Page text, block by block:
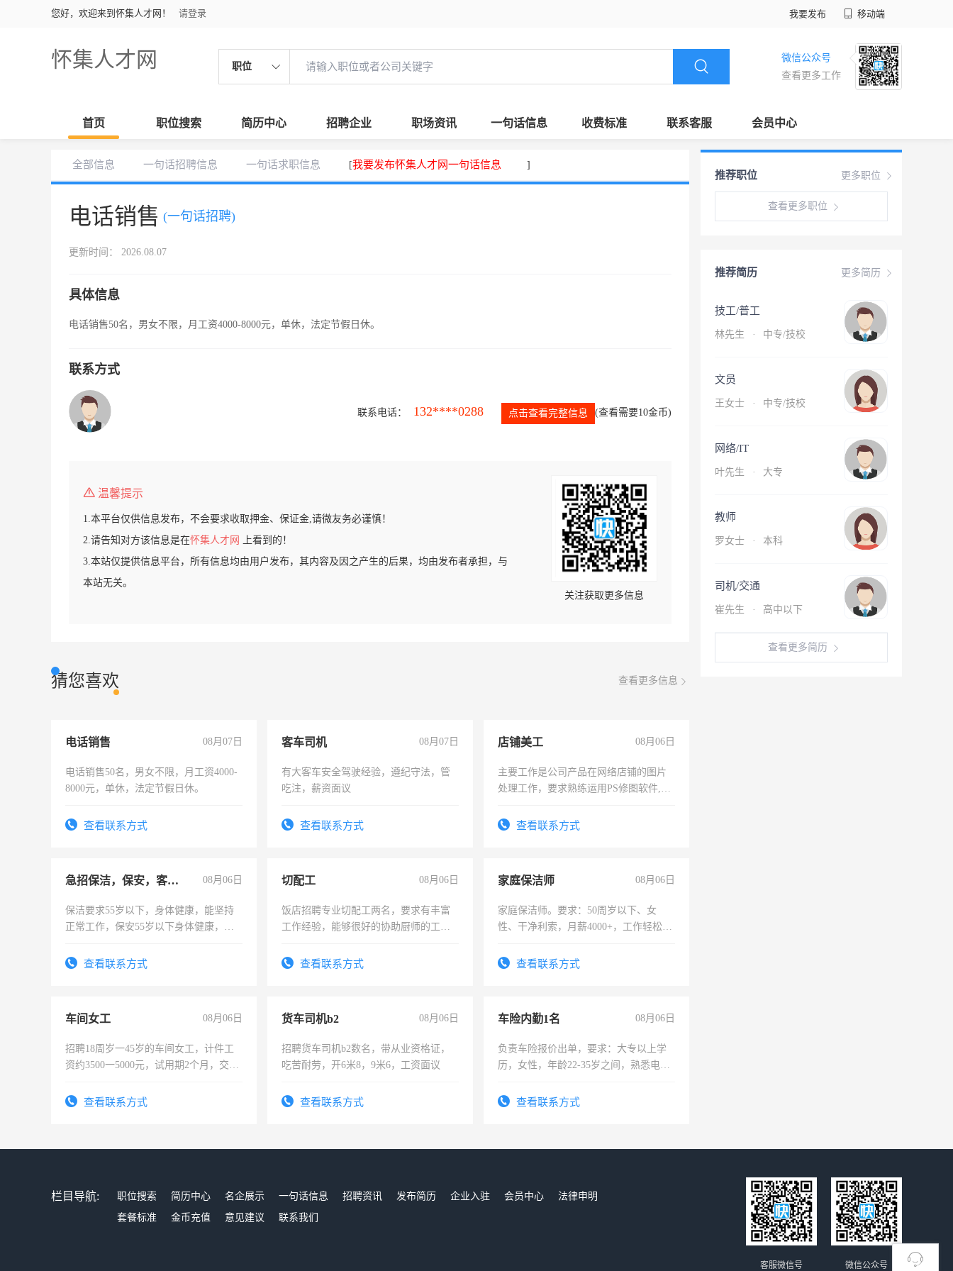
您好，欢迎来到怀集人才网！ 请登录 我要发布 移动端
怀集人才网 职位
微信公众号
查看更多工作
首页 职位搜索 简历中心 招聘企业 职场资讯 一句话信息 收费标准 联系客服 会员中心
全部信息 一句话招聘信息 一句话求职信息 [我要发布怀集人才网一句话信息 ]
电话销售 (一句话招聘)
更新时间： 2026.08.07
具体信息
电话销售50名，男女不限，月工资4000-8000元，单休，法定节假日休。
联系方式
联系电话： 132****0288 点击查看完整信息 (查看需要10金币)
温馨提示
1.本平台仅供信息发布，不会要求收取押金、保证金,请微友务必谨慎！
2.请告知对方该信息是在怀集人才网
上看到的！
3.本站仅提供信息平台，所有信息均由用户发布，其内容及因之产生的后果，均由发布者承担，与
本站无关。
关注获取更多信息
猜您喜欢 查看更多信息
电话销售 08月07日
电话销售50名，男女不限，月工资4000-
8000元，单休，法定节假日休。
查看联系方式
客车司机 08月07日
有大客车安全驾驶经验，遵纪守法，管
吃注，薪资面议
查看联系方式
店铺美工 08月06日
主要工作是公司产品在网络店铺的图片
处理工作，要求熟练运用PS修图软件,工
查看联系方式
急招保洁，保安，客服，工程 08月06日
保洁要求55岁以下，身体健康，能坚持
正常工作，保安55岁以下身体健康，有
录，客服要求45岁以下高中以上文化，
查看联系方式
切配工 08月06日
饭店招聘专业切配工两名，要求有丰富
工作经验，能够很好的协助厨师的工
4500。查看联系方式
家庭保洁师 08月06日
家庭保洁师。要求：50周岁以下、女
性、干净利索，月薪4000+，工作轻松，
太太等。查看联系方式
车间女工 08月06日
招聘18周岁一45岁的车间女工，计件工
资约3500一5000元，试用期2个月，交五
查看联系方式
货车司机b2 08月06日
招聘货车司机b2数名，带从业资格证，
吃苦耐劳，开6米8，9米6，工资面议
查看联系方式
车险内勤1名 08月06日
负责车险报价出单，要求：大专以上学
历，女性，年龄22-35岁之间，熟悉电脑
试用期1-3个月，转正后交纳五险，
查看联系方式
更多职位
推荐职位
查看更多职位
更多简历
推荐简历
技工/普工
林先生 · 中专/技校
文员
王女士 · 中专/技校
网络/IT
叶先生 · 大专
教师
罗女士 · 本科
司机/交通
崔先生 · 高中以下
查看更多简历
栏目导航: 职位搜索 简历中心 名企展示 一句话信息 招聘资讯 发布简历 企业入驻 会员中心
法律申明
套餐标准
金币充值 意见建议 联系我们
微信公众号
客服微信号